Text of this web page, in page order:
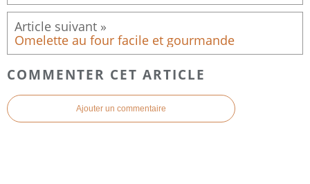
Omelette au four facile et gourmande
COMMENTER CET ARTICLE
Ajouter un commentaire